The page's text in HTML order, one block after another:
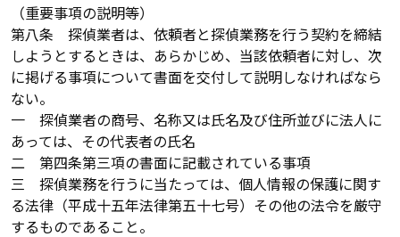
（重要事項の説明等）
第八条 探偵業者は、依頼者と探偵業務を行う契約を締結
しようとするときは、あらかじめ、当該依頼者に対し、次
に掲げる事項について書面を交付して説明しなければなら
ない。
一 探偵業者の商号、名称又は氏名及び住所並びに法人に
あっては、その代表者の氏名
二 第四条第三項の書面に記載されている事項
三 探偵業務を行うに当たっては、個人情報の保護に関す
る法律（平成十五年法律第五十七号）その他の法令を厳守
するものであること。